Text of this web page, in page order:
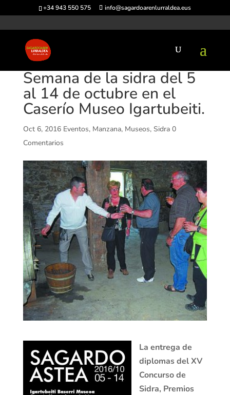
+34 943 550 575 info@sagardoarenlurraldea.eus
Semana de la sidra del 5
al 14 de octubre en el
Caserío Museo Igartubeiti.
Oct 6, 2016 Eventos, Manzana, Museos, Sidra 0
Comentarios
La entrega de
diplomas del XV
Concurso de
Sidra, Premios